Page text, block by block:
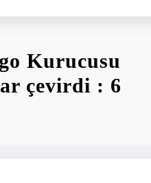
Kurucusu
çevirdi : 6